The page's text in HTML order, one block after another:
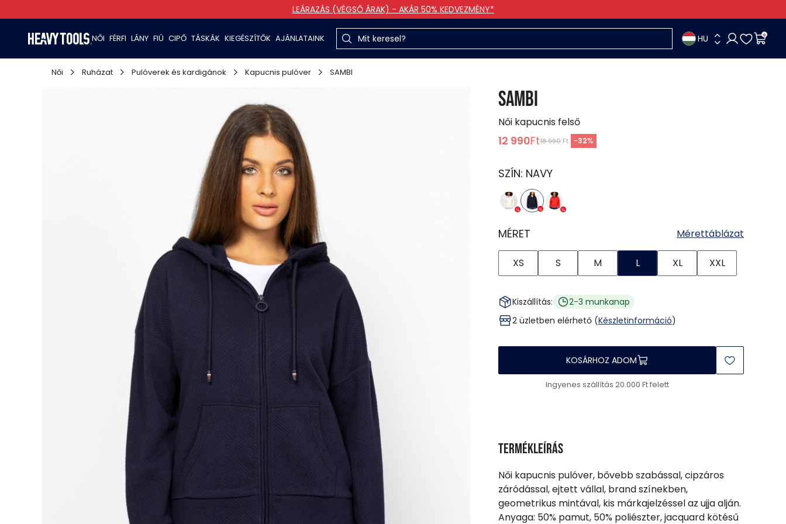
LEÁRAZÁS (VÉGSŐ ÁRAK) - AKÁR 50% KEDVEZMÉNY*
NŐI FÉRFI LÁNY FIÚ CIPŐ TÁSKÁK KIEGÉSZÍTŐK AJÁNLATAINK HU 0
Női Ruházat Pulóverek és kardigánok Kapucnis pulóver SAMBI
SAMBI
Női kapucnis felső
12 990Ft18 990 Ft -32%
SZÍN: NAVY
MÉRET Mérettáblázat
XS S M L XL XXL
Kiszállítás:
2-3 munkanap
2 üzletben elérhető (Készletinformáció)
KOSÁRHOZ ADOM
Ingyenes szállítás 20.000 Ft felett
Termékleírás
Női kapucnis pulóver, bővebb szabással, cipzáros
záródással, ejtett vállal, brand színekben,
geometrikus mintával, kis márkajelzéssel az ujja alján.
Anyaga: 50% pamut, 50% poliészter, jacquard kötésű